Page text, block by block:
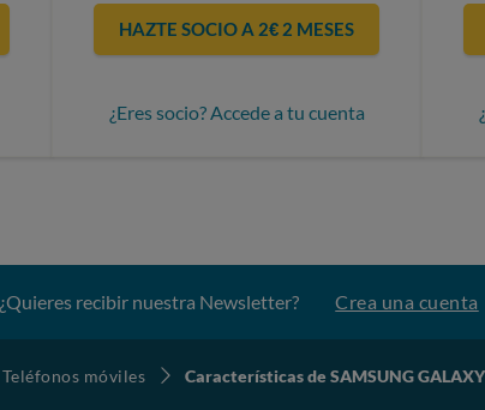
HAZTE SOCIO A 2€ 2 MESES
¿Eres socio? Accede a tu cuenta
¿Quieres recibir nuestra Newsletter? Crea una cuenta
Teléfonos móviles Características de SAMSUNG